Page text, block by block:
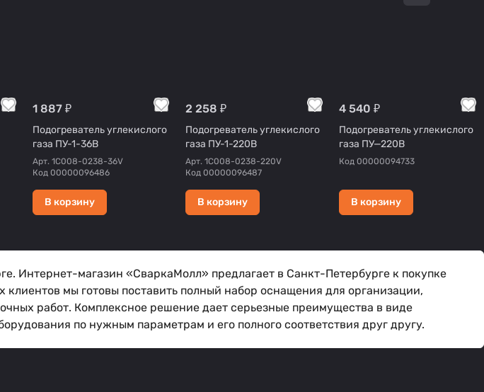
1 887 ₽
Подогреватель углекислого
газа ПУ-1-36В
Арт. 1C008-0238-36V
Код 00000096486
В корзину
2 258 ₽
Подогреватель углекислого
газа ПУ-1-220В
Арт.1C008-0238-220V
Код00000096487
В корзину
4 540 ₽
Подогреватель углекислого
газа ПУ—220В
Код00000094733
В корзину
Интернет-магазин «СваркаМолл» предлагает в Санкт-Петербурге к покупке
мы готовы поставить полный набор оснащения для организации,
работ. Комплексное решение дает серьезные преимущества в виде
по нужным параметрам и его полного соответствия друг другу.